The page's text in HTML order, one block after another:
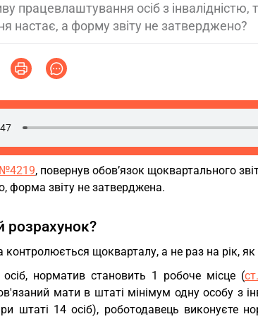
працевлаштування осіб з інвалідністю,
настає, а форму звіту не затверджено?
, повернув обов’язок щоквартального
форма звіту не затверджена.
розрахунок?
щокварталу, а не раз на рік, як
норматив становить 1 робоче місце (
мати в штаті мінімум одну особу з
штаті 14 осіб), роботодавець виконуєте